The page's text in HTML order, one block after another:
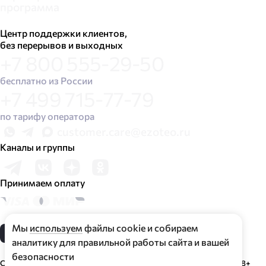
Центр поддержки клиентов,
без перерывов и выходных
бесплатно из России
по тарифу оператора
Каналы и группы
Принимаем оплату
США
Сервис Astro7​.su содержит информацию для совершеннолетних 18+
Мы используем файлы cookie и собираем
аналитику для правильной работы сайта и вашей
безопасности